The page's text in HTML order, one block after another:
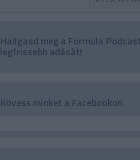
Hallgasd meg a Formula
legfrissebb adását!
Kövess minket a Facebookon